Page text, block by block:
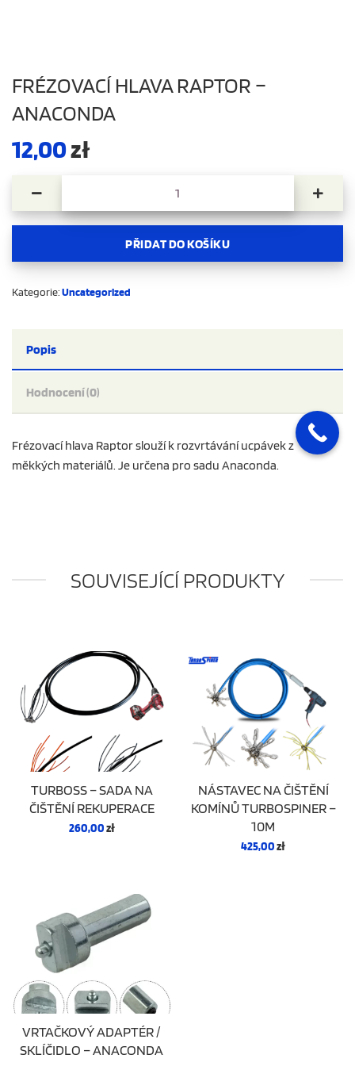
FRÉZOVACÍ HLAVA RAPTOR –
ANACONDA
12,00zł
Frézovací hlava Raptor – Anaconda množství
PŘIDAT DO KOŠÍKU
Kategorie:Uncategorized
Popis
Hodnocení (0)
Frézovací hlava Raptor slouží k rozvrtávání ucpávek z
měkkých materiálů. Je určena pro sadu Anaconda.
SOUVISEJÍCÍ PRODUKTY
TURBOSS – SADA NA
ČIŠTĚNÍ REKUPERACE
260,00zł
NÁSTAVEC NA ČIŠTĚNÍ
KOMÍNŮ TURBOSPINER –
10M
425,00zł
VRTAČKOVÝ ADAPTÉR /
SKLÍČIDLO – ANACONDA